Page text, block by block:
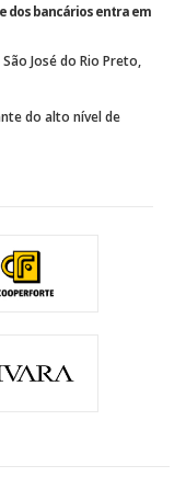
dos bancários entra em
José do Rio Preto,
do alto nível de